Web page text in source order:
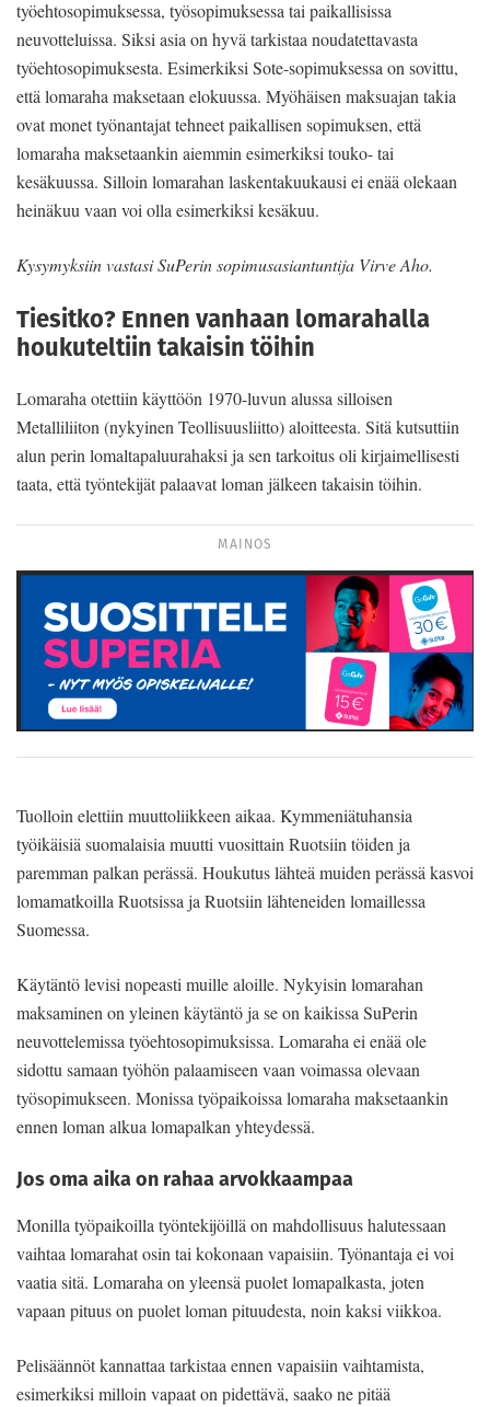
työehtosopimuksessa, työsopimuksessa tai paikallisissa
neuvotteluissa. Siksi asia on hyvä tarkistaa noudatettavasta
työehtosopimuksesta. Esimerkiksi Sote-sopimuksessa on sovittu,
että lomaraha maksetaan elokuussa. Myöhäisen maksuajan takia
ovat monet työnantajat tehneet paikallisen sopimuksen, että
lomaraha maksetaankin aiemmin esimerkiksi touko- tai
kesäkuussa. Silloin lomarahan laskentakuukausi ei enää olekaan
heinäkuu vaan voi olla esimerkiksi kesäkuu.
Kysymyksiin vastasi SuPerin sopimusasiantuntija Virve Aho.
Tiesitko? Ennen vanhaan lomarahalla
houkuteltiin takaisin töihin
Lomaraha otettiin käyttöön 1970-luvun alussa silloisen
Metalliliiton (nykyinen Teollisuusliitto) aloitteesta. Sitä kutsuttiin
alun perin lomaltapaluurahaksi ja sen tarkoitus oli kirjaimellisesti
taata, että työntekijät palaavat loman jälkeen takaisin töihin.
MAINOS
Tuolloin elettiin muuttoliikkeen aikaa. Kymmeniätuhansia
työikäisiä suomalaisia muutti vuosittain Ruotsiin töiden ja
paremman palkan perässä. Houkutus lähteä muiden perässä kasvoi
lomamatkoilla Ruotsissa ja Ruotsiin lähteneiden lomaillessa
Suomessa.
Käytäntö levisi nopeasti muille aloille. Nykyisin lomarahan
maksaminen on yleinen käytäntö ja se on kaikissa SuPerin
neuvottelemissa työehtosopimuksissa. Lomaraha ei enää ole
sidottu samaan työhön palaamiseen vaan voimassa olevaan
työsopimukseen. Monissa työpaikoissa lomaraha maksetaankin
ennen loman alkua lomapalkan yhteydessä.
Jos oma aika on rahaa arvokkaampaa
Monilla työpaikoilla työntekijöillä on mahdollisuus halutessaan
vaihtaa lomarahat osin tai kokonaan vapaisiin. Työnantaja ei voi
vaatia sitä. Lomaraha on yleensä puolet lomapalkasta, joten
vapaan pituus on puolet loman pituudesta, noin kaksi viikkoa.
Pelisäännöt kannattaa tarkistaa ennen vapaisiin vaihtamista,
esimerkiksi milloin vapaat on pidettävä, saako ne pitää